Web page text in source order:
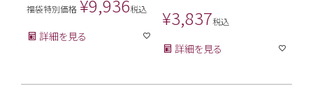
福袋特別価格 ¥9,936税込
詳細を見る
¥3,837税込
詳細を見る